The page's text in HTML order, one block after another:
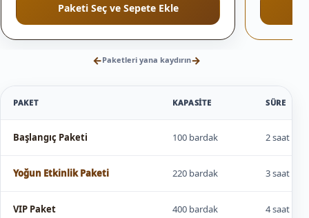
Paketi Seç ve Sepete Ekle
←Paketleri yana kaydırın→
PAKET KAPASITE SÜRE
Başlangıç Paketi 100 bardak 2 saat
Yoğun Etkinlik Paketi 220 bardak 3 saat
VIP Paket 400 bardak 4 saat